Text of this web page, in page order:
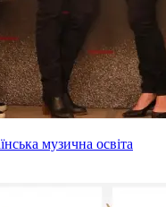
музична освіта